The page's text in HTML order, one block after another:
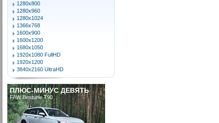
1280x800
1280x960
1280x1024
1366x768
1600x900
1600x1200
1680x1050
1920x1080 FullHD
1920x1200
3840x2160 UltraHD
ПЛЮС-МИНУС ДЕВЯТЬ
FAW Bestune T90